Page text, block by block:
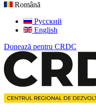
Română
Русский
English
Donează pentru CRDC